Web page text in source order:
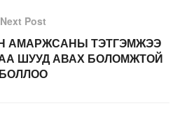
Next Post
АМАРЖСАНЫ ТЭТГЭМЖЭЭ
ШУУД АВАХ БОЛОМЖТОЙ
БОЛЛОО